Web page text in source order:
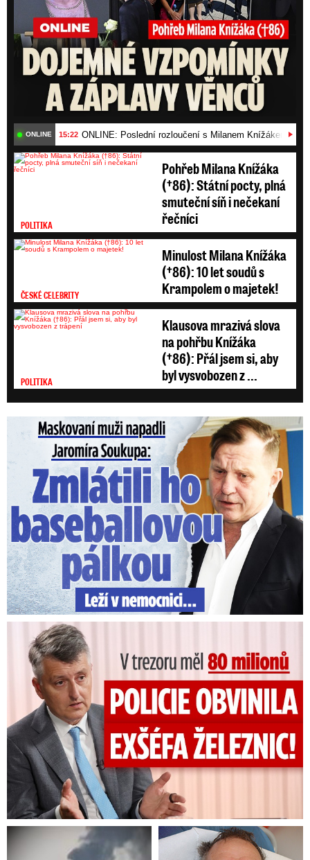
ONLINE 15:22 ONLINE: Poslední rozloučení s Milanem Knížákem
POLITIKA
Pohřeb Milana Knížáka
(†86): Státní pocty, plná
smuteční síň i nečekaní
řečníci
ČESKÉ CELEBRITY
Minulost Milana Knížáka
(†86): 10 let soudů s
Krampolem o majetek!
POLITIKA
Klausova mrazivá slova
na pohřbu Knížáka
(†86): Přál jsem si, aby
byl vysvobozen z ...
Maskovaní muži napadli Jaromíra Soukupa: Krvavá nakládačka
V trezoru měl 80 milionů: Policie obvinila exšéfa železnic!